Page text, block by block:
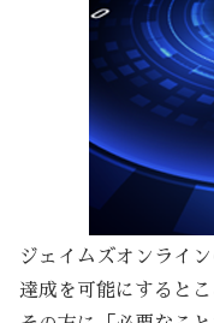
ジェイムズオンライ
達成を可能にすると